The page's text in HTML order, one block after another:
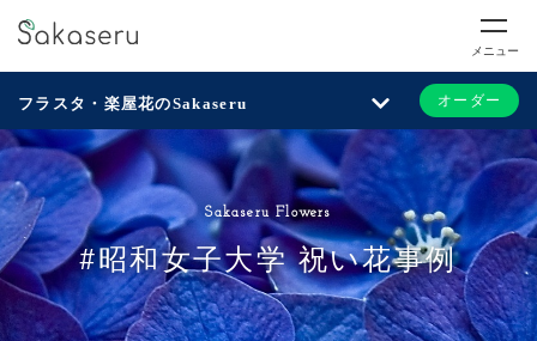
メニュー
フラスタ・楽屋花のSakaseru オーダー
Sakaseru Flowers
#昭和女子大学 祝い花事例